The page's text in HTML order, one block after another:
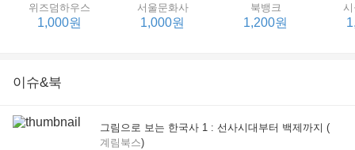
위즈덤하우스
1,000원
서울문화사
1,000원
북뱅크
1,200원
이슈&북
그림으로 보는 한국사 1 : 선사시대부터 백제까지 (
계림북스)